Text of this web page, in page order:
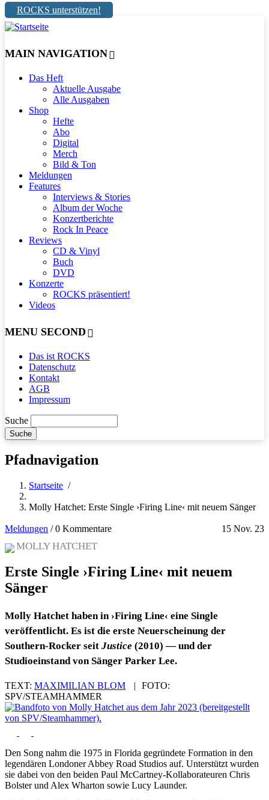
ROCKS unterstützen!
MAIN NAVIGATION
Das Heft
Aktuelle Ausgabe
Alle Ausgaben
Shop
Hefte
Abo
Digital
Merch
Bild & Ton
Meldungen
Features
Interviews & Stories
Album der Woche
Konzertberichte
Rock In Peace
Reviews
CD & Vinyl
Buch
DVD
Konzerte
ROCKS präsentiert!
Videos
MENU SECOND
Das ist ROCKS
Datenschutz
Kontakt
AGB
Impressum
Suche
Pfadnavigation
Startseite /
Molly Hatchet: Erste Single ›Firing Line‹ mit neuem Sänger
Meldungen 15 Nov. 23
/0 Kommentare
MOLLY HATCHET
Erste Single ›Firing Line‹ mit neuem
Sänger
Molly Hatchet haben in ›Firing Line‹ eine Single
veröffentlicht. Es ist die erste Neuerscheinung der
Southern-Rocker seit Justice (2010) — und der
Studioeinstand von Sänger Parker Lee.
TEXT: MAXIMILIAN BLOM |
FOTO:
SPV/STEAMHAMMER
Den Song nahm die 1975 in Florida gegründete Formation in den
legendären Londoner Abbey Road Studios auf. Unterstützt wurden
sie dabei von den beiden Paul McCartney-Kollaborateuren Chris
Bolster und Alex Wharton sowie Lucy Launder.